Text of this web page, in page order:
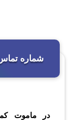
شماره تماس : 33992344-021 -
در ماموت